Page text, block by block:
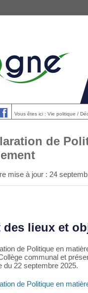
Vous êtes ici : Vie politique /
de
mise à jour : 24
des lieux et
de Politique en
communal et
du 22 septembre 2025.
de Politique en